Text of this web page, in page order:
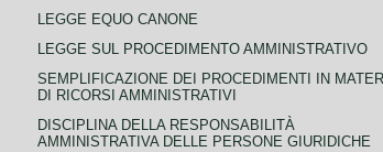
LEGGE EQUO CANONE
LEGGE SUL PROCEDIMENTO AMMINISTRATIVO
SEMPLIFICAZIONE DEI PROCEDIMENTI IN
DI RICORSI AMMINISTRATIVI
DISCIPLINA DELLA RESPONSABILITÀ
AMMINISTRATIVA DELLE PERSONE GIURIDICHE